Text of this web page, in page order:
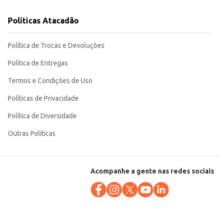
Políticas Atacadão
Política de Trocas e Devoluções
Política de Entregas
Termos e Condições de Uso
Políticas de Privacidade
Política de Diversidade
Outras Políticas
Acompanhe a gente nas redes sociais